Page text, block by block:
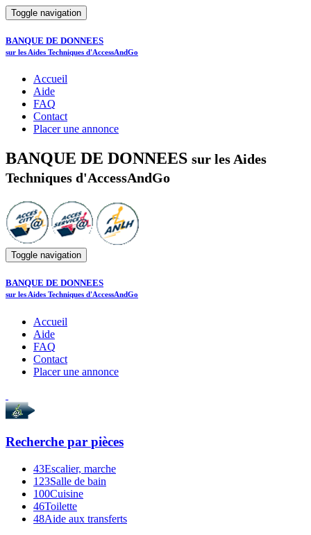
Toggle navigation
BANQUE DE DONNEES
sur les Aides Techniques d'AccessAndGo
Accueil
Aide
FAQ
Contact
Placer une annonce
BANQUE DE DONNEES sur les Aides
Techniques d'AccessAndGo
Toggle navigation
BANQUE DE DONNEES
sur les Aides Techniques d'AccessAndGo
Accueil
Aide
FAQ
Contact
Placer une annonce
Recherche par pièces
43Escalier, marche
123Salle de bain
100Cuisine
46Toilette
48Aide aux transferts